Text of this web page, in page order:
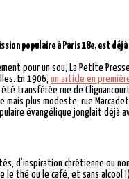
populaire à Paris 18e, est
pour un sou, La Petite
En 1906, un article en
transférée rue de
mais plus modeste, rue
évangélique jonglait déjà
d’inspiration chrétienne ou
le thé ou le café, et sans alcool